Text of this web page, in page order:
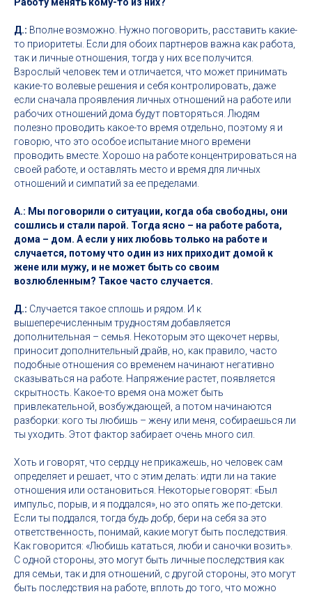
Д.: Вполне возможно. Нужно поговорить, расставить какие-
то приоритеты. Если для обоих партнеров важна как работа,
так и личные отношения, тогда у них все получится.
Взрослый человек тем и отличается, что может принимать
какие-то волевые решения и себя контролировать, даже
если сначала проявления личных отношений на работе или
рабочих отношений дома будут повторяться. Людям
полезно проводить какое-то время отдельно, поэтому я и
говорю, что это особое испытание много времени
проводить вместе. Хорошо на работе концентрироваться на
своей работе, и оставлять место и время для личных
отношений и симпатий за ее пределами.
А.: Мы поговорили о ситуации, когда оба свободны, они
сошлись и стали парой. Тогда ясно – на работе работа,
дома – дом. А если у них любовь только на работе и
случается, потому что один из них приходит домой к
жене или мужу, и не может быть со своим
возлюбленным? Такое часто случается.
Д.: Случается такое сплошь и рядом. И к
вышеперечисленным трудностям добавляется
дополнительная – семья. Некоторым это щекочет нервы,
приносит дополнительный драйв, но, как правило, часто
подобные отношения со временем начинают негативно
сказываться на работе. Напряжение растет, появляется
скрытность. Какое-то время она может быть
привлекательной, возбуждающей, а потом начинаются
разборки: кого ты любишь – жену или меня, собираешься ли
ты уходить. Этот фактор забирает очень много сил.
Хоть и говорят, что сердцу не прикажешь, но человек сам
определяет и решает, что с этим делать: идти ли на такие
отношения или остановиться. Некоторые говорят: «Был
импульс, порыв, и я поддался», но это опять же по-детски.
Если ты поддался, тогда будь добр, бери на себя за это
ответственность, понимай, какие могут быть последствия.
Как говорится: «Любишь кататься, люби и саночки возить».
С одной стороны, это могут быть личные последствия как
для семьи, так и для отношений, с другой стороны, это могут
быть последствия на работе, вплоть до того, что можно